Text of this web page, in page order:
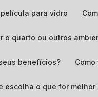
película para vidro
o quarto ou outros
benefícios?
escolha o que for melhor